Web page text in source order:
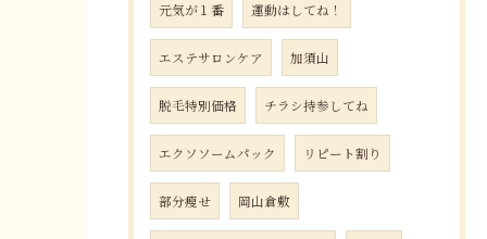
元気が１番 運動はしてね！
エステサロンケア 加須山
脱毛特別価格 チラシ持参してね
エクソソームパック リピート割り
部分瘦せ 岡山倉敷